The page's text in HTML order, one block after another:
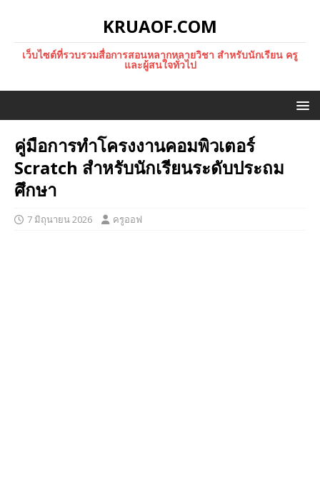
KRUAOF.COM
เว็บไซต์ที่รวบรวมสื่อการสอนหลากหลายวิชา สำหรับนักเรียน ครู
และผู้สนใจทั่วไป
คู่มือการทำโครงงานคอมพิวเตอร์
Scratch สำหรับนักเรียนระดับประถม
ศึกษา
7 มิถุนายน 2026 ครูออฟ